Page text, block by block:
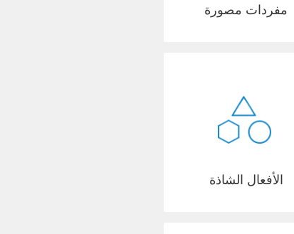
مفردات مصورة
الأفعال الشاذة